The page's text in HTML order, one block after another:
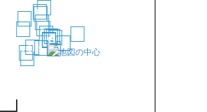
12
345
6
7
8
9
10
11
12
13
15
16
17
18
19
20